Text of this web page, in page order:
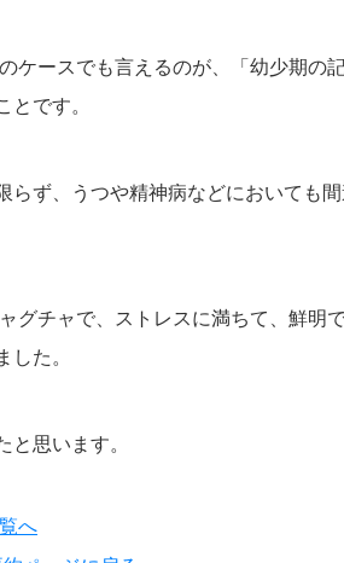
ケースでも言えるのが、「幼少期の
です。
らず、うつや精神病などにおいても
グチャで、ストレスに満ちて、鮮明
た。
と思います。
へ